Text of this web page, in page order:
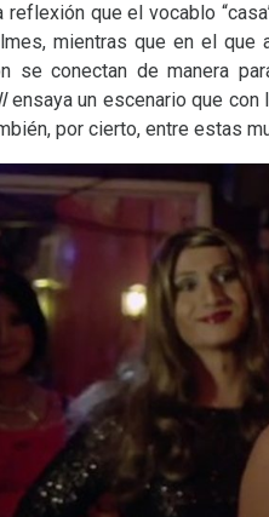
que el vocablo
mientras que en el que
se conectan de manera
ensaya un escenario que
por cierto, entre estas